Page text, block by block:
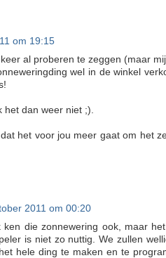
om 19:15
keer al proberen te zeggen (maar
wel in de winkel
dan weer niet ;).
het voor jou meer gaat om het
2011 om 00:20
ken die zonnewering ook, maar
is niet zo nuttig. We zullen
hele ding te maken en te